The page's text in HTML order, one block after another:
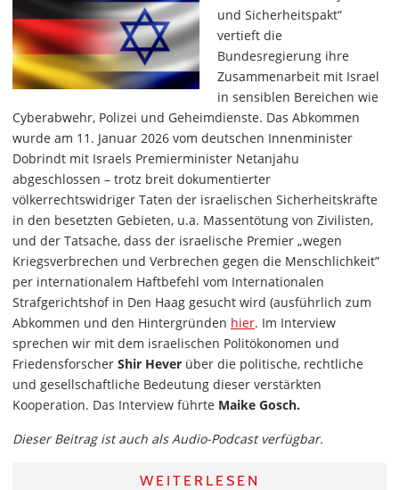
und Sicherheitspakt“
vertieft die
Bundesregierung ihre
Zusammenarbeit mit Israel
in sensiblen Bereichen wie
Cyberabwehr, Polizei und Geheimdienste. Das Abkommen
wurde am 11. Januar 2026 vom deutschen Innenminister
Dobrindt mit Israels Premierminister Netanjahu
abgeschlossen – trotz breit dokumentierter
völkerrechtswidriger Taten der israelischen Sicherheitskräfte
in den besetzten Gebieten, u.a. Massentötung von Zivilisten,
und der Tatsache, dass der israelische Premier „wegen
Kriegsverbrechen und Verbrechen gegen die Menschlichkeit”
per internationalem Haftbefehl vom Internationalen
Strafgerichtshof in Den Haag gesucht wird (ausführlich zum
Abkommen und den Hintergründen hier. Im Interview
sprechen wir mit dem israelischen Politökonomen und
Friedensforscher Shir Hever über die politische, rechtliche
und gesellschaftliche Bedeutung dieser verstärkten
Kooperation. Das Interview führte Maike Gosch.
Dieser Beitrag ist auch als Audio-Podcast verfügbar.
WEITERLESEN